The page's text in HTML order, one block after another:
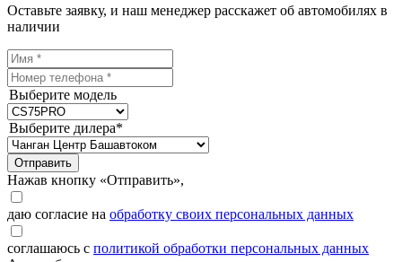
Оставьте заявку, и наш менеджер расскажет об автомобилях в
наличии
Выберите модель
Выберите дилера*
Отправить
Нажав кнопку «Отправить»,
даю согласие на обработку своих персональных данных
соглашаюсь с политикой обработки персональных данных